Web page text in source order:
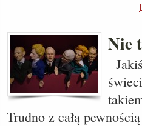
Nie
Trudno z całą